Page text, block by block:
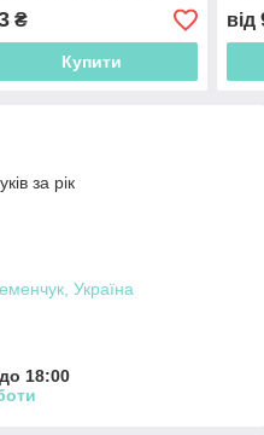
₴
Купити
від
за рік
Україна
18:00